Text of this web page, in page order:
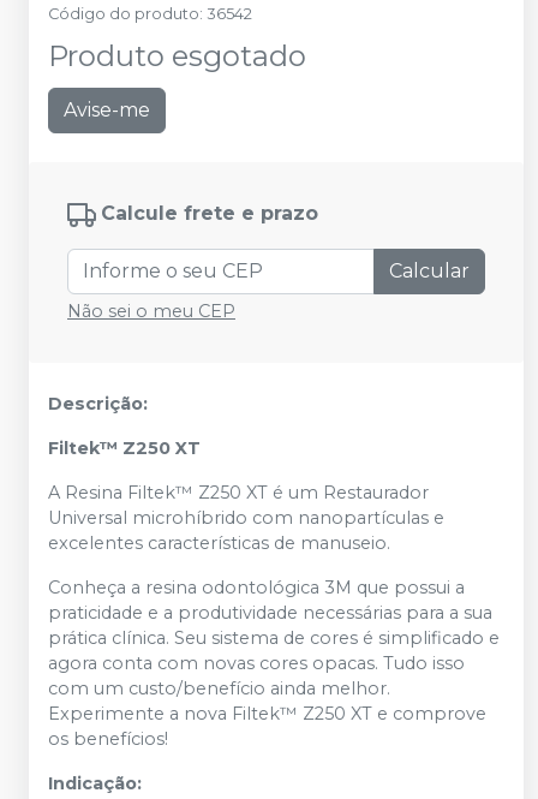
Código do produto: 36542
Produto esgotado
Avise-me
Calcule frete e prazo
Calcular
Não sei o meu CEP
Descrição:
Filtek™ Z250 XT
A Resina Filtek™ Z250 XT é um Restaurador
Universal microhíbrido com nanopartículas e
excelentes características de manuseio.
Conheça a resina odontológica 3M que possui a
praticidade e a produtividade necessárias para a sua
prática clínica. Seu sistema de cores é simplificado e
agora conta com novas cores opacas. Tudo isso
com um custo/benefício ainda melhor.
Experimente a nova Filtek™ Z250 XT e comprove
os benefícios!
Indicação: